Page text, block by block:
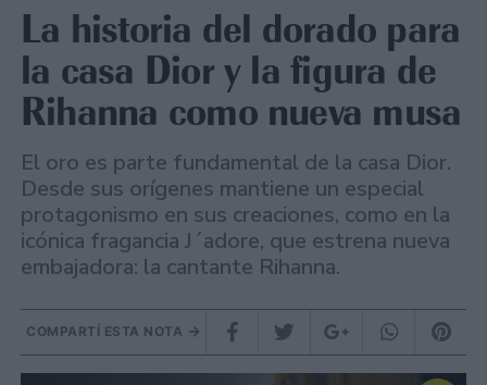
La historia del dorado para
la casa Dior y la figura de
Rihanna como nueva musa
El oro es parte fundamental de la casa Dior.
Desde sus orígenes mantiene un especial
protagonismo en sus creaciones, como en la
icónica fragancia J´adore, que estrena nueva
embajadora: la cantante Rihanna.
COMPARTÍ ESTA NOTA